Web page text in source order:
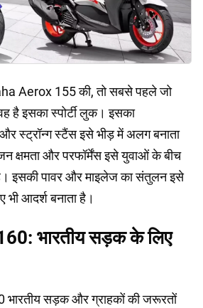
Aerox 155 की, तो सबसे पहले जो
है इसका स्पोर्टी लुक। इसका
और स्ट्रॉन्ग स्टैंस इसे भीड़ में अलग बनाता
क्षमता और परफॉर्मेंस इसे युवाओं के बीच
इसकी पावर और माइलेज का संतुलन इसे
आदर्श बनाता है।
भारतीय सड़क के लिए
भारतीय सड़क और ग्राहकों की जरूरतों